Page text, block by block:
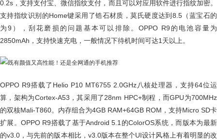
0.2s，支持支付宝、微信指纹支付，而且可以对应用软件进行指纹加密。
支持指纹识别的Home键采用了锆石材质，莫氏硬度达到8.5（蓝宝石的
为9），刮花磨损的问题基本可以排除。OPPO R9的电池容量为
2850mAh，支持快速充电，一般情况下待机时间可达1天以上。
OPPO R9搭载了Helio P10 MT6755 2.0GHz八核处理器，支持64位运
算，架构为Cortex-A53，其采用了28nm HPC+制程，而GPU为700MHz
的双核Mali-T860。内存组合为4GB RAM+64GB ROM，支持Micro SD卡
扩展。OPPO R9搭载了基于Android 5.1的ColorOS系统，而版本为最新
的v3.0，与先前的版本相比，v3.0版本在整个UI设计风格上有着明显的改